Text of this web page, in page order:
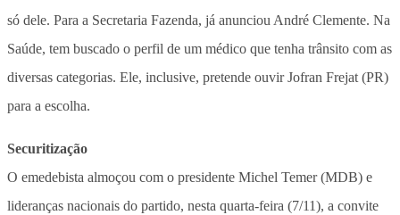
só dele. Para a Secretaria Fazenda, já anunciou André Clemente. Na
Saúde, tem buscado o perfil de um médico que tenha trânsito com as
diversas categorias. Ele, inclusive, pretende ouvir Jofran Frejat (PR)
para a escolha.
Securitização
O emedebista almoçou com o presidente Michel Temer (MDB) e
lideranças nacionais do partido, nesta quarta-feira (7/11), a convite